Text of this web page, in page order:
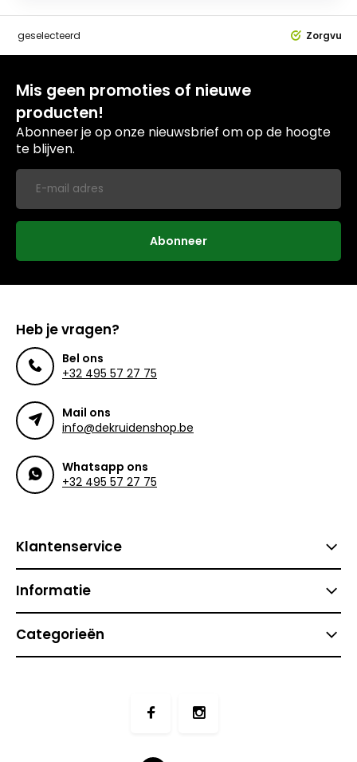
geselecteerd
Mis geen promoties of nieuwe
producten!
Abonneer je op onze nieuwsbrief om op de hoogte
te blijven.
Abonneer
Heb je vragen?
Bel ons
+32 495 57 27 75
Mail ons
info@dekruidenshop.be
Whatsapp ons
+32 495 57 27 75
Klantenservice
Informatie
Categorieën